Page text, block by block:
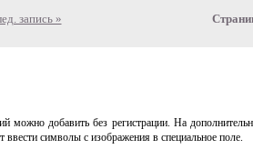
запись »
можно добавить без регистрации. На
ввести символы с изображения в специальное поле.